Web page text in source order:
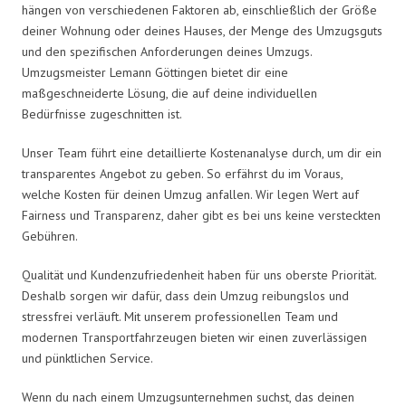
hängen von verschiedenen Faktoren ab, einschließlich der Größe
deiner Wohnung oder deines Hauses, der Menge des Umzugsguts
und den spezifischen Anforderungen deines Umzugs.
Umzugsmeister Lemann Göttingen bietet dir eine
maßgeschneiderte Lösung, die auf deine individuellen
Bedürfnisse zugeschnitten ist.
Unser Team führt eine detaillierte Kostenanalyse durch, um dir ein
transparentes Angebot zu geben. So erfährst du im Voraus,
welche Kosten für deinen Umzug anfallen. Wir legen Wert auf
Fairness und Transparenz, daher gibt es bei uns keine versteckten
Gebühren.
Qualität und Kundenzufriedenheit haben für uns oberste Priorität.
Deshalb sorgen wir dafür, dass dein Umzug reibungslos und
stressfrei verläuft. Mit unserem professionellen Team und
modernen Transportfahrzeugen bieten wir einen zuverlässigen
und pünktlichen Service.
Wenn du nach einem Umzugsunternehmen suchst, das deinen